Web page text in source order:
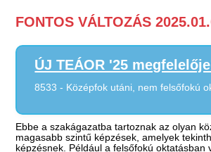
FONTOS VÁLTOZÁS
ÚJ TEÁOR '25
8533 - Középfok utáni, nem felsőfokú
Ebbe a szakágazatba tartoznak az olyan
magasabb szintű képzések, amelyek
képzésnek. Például a felsőfokú oktatásban